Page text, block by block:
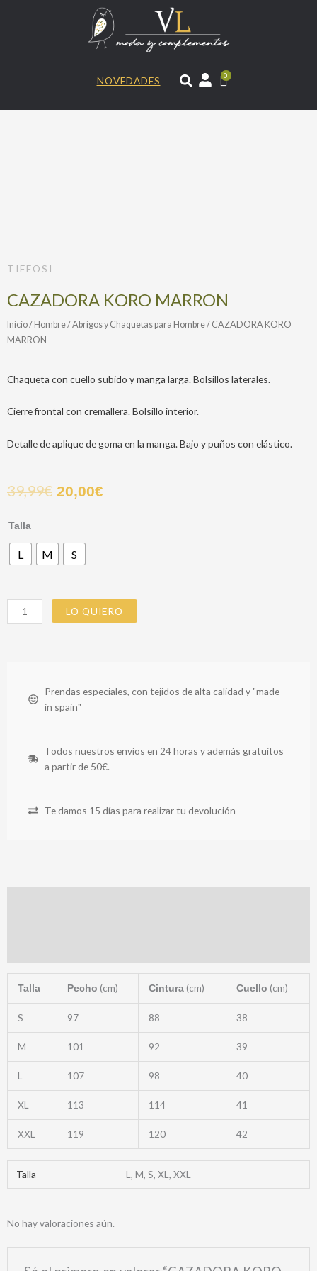
NOVEDADES 0
TIFFOSI
CAZADORA KORO MARRON
Inicio/ Hombre/Abrigos y Chaquetas para Hombre/ CAZADORA KORO
MARRON
Chaqueta con cuello subido y manga larga. Bolsillos laterales.
Cierre frontal con cremallera. Bolsillo interior.
Detalle de aplique de goma en la manga. Bajo y puños con elástico.
39,99€ 20,00€
Talla
L M S
CAZADORA
MARRON
LO QUIERO
Prendas especiales, con tejidos de alta calidad y "made
in spain"
Todos nuestros envíos en 24 horas y además gratuitos
a partir de 50€.
Te damos 15 días para realizar tu devolución
Talla Pecho (cm) Cintura(cm) Cuello (cm)
S 97 88 38
M 101 92 39
L 107 98 40
XL 113 114 41
XXL 119 120 42
Talla L, M, S, XL, XXL
No hay valoraciones aún.